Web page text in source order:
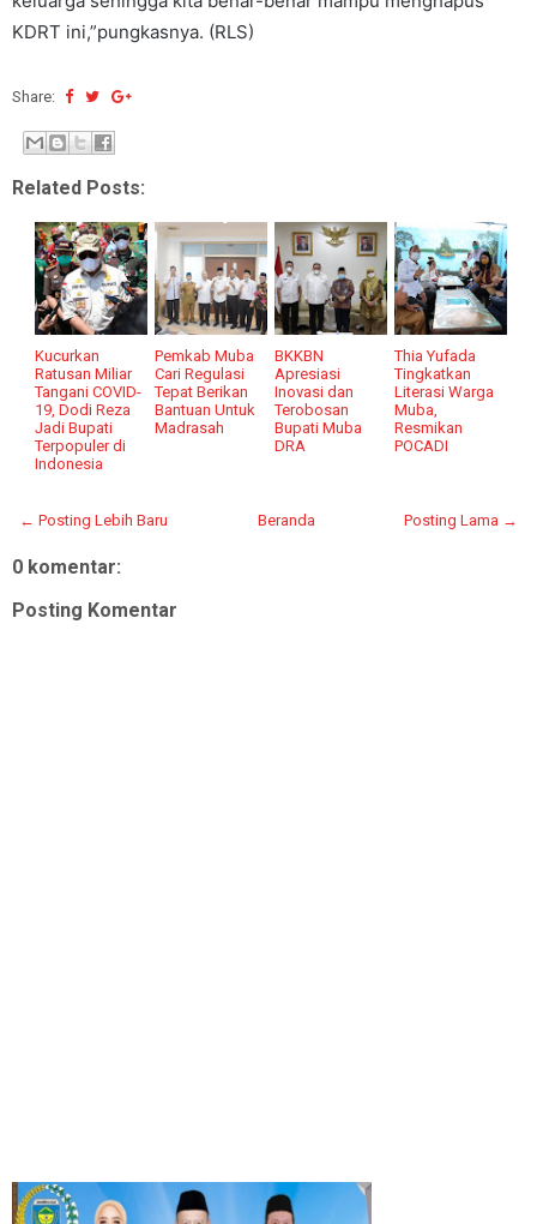
KDRT ini,”pungkasnya. (RLS)
Share:
Related Posts:
Kucurkan
Ratusan Miliar
Tangani COVID-
19, Dodi Reza
Jadi Bupati
Terpopuler di
Indonesia
Pemkab Muba
Cari Regulasi
Tepat Berikan
Bantuan Untuk
Madrasah
BKKBN
Apresiasi
Inovasi dan
Terobosan
Bupati Muba
DRA
Thia Yufada
Tingkatkan
Literasi Warga
Muba,
Resmikan
POCADI
← Posting Lebih Baru Posting Lama →
Beranda
0 komentar:
Posting Komentar